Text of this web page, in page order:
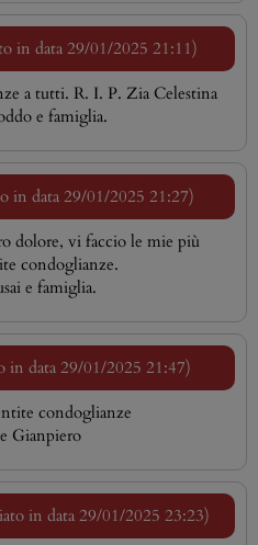
in data 29/01/2025 21:11)
a tutti. R. I. P. Zia Celestina
e famiglia.
in data 29/01/2025 21:27)
dolore, vi faccio le mie più
condoglianze.
e famiglia.
in data 29/01/2025 21:47)
condoglianze
Gianpiero
in data 29/01/2025 23:23)